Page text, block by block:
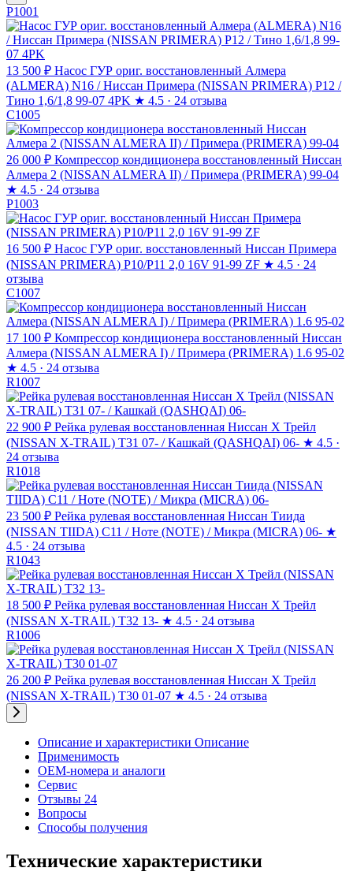
P1001
13 500 ₽ Насос ГУР ориг. восстановленный Алмера
(ALMERA) N16 / Ниссан Примера (NISSAN PRIMERA) P12 /
Тино 1,6/1,8 99-07 4PK ★ 4.5 · 24 отзыва
C1005
26 000 ₽ Компрессор кондиционера восстановленный Ниссан
Алмера 2 (NISSAN ALMERA II) / Примера (PRIMERA) 99-04
★ 4.5 · 24 отзыва
P1003
16 500 ₽ Насос ГУР ориг. восстановленный Ниссан Примера
(NISSAN PRIMERA) P10/P11 2,0 16V 91-99 ZF ★ 4.5 · 24
отзыва
C1007
17 100 ₽ Компрессор кондиционера восстановленный Ниссан
Алмера (NISSAN ALMERA I) / Примера (PRIMERA) 1.6 95-02
★ 4.5 · 24 отзыва
R1007
22 900 ₽ Рейка рулевая восстановленная Ниссан Х Трейл
(NISSAN X-TRAIL) T31 07- / Кашкай (QASHQAI) 06- ★ 4.5 ·
24 отзыва
R1018
23 500 ₽ Рейка рулевая восстановленная Ниссан Тиида
(NISSAN TIIDA) C11 / Ноте (NOTE) / Микра (MICRA) 06- ★
4.5 · 24 отзыва
R1043
18 500 ₽ Рейка рулевая восстановленная Ниссан Х Трейл
(NISSAN X-TRAIL) T32 13- ★ 4.5 · 24 отзыва
R1006
26 200 ₽ Рейка рулевая восстановленная Ниссан Х Трейл
(NISSAN X-TRAIL) T30 01-07 ★ 4.5 · 24 отзыва
Описание и характеристики Описание
Применимость
OEM-номера и аналоги
Сервис
Отзывы 24
Вопросы
Способы получения
Технические характеристики